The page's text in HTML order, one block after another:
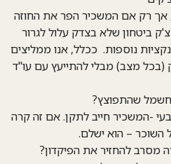
אך רק אם המשכיר הפר את החוזה
ביטחון שלא בצדק עלול לגרור
נוספות. ככלל, אנו ממליצים
(בכל מצב) מבלי להתייעץ עם עו"ד
חשמל שהתפוצץ?
-המשכיר חייב לתקן. אם זה קרה
השוכר – הוא ישלם.
מסרב להחזיר את הפיקדון?